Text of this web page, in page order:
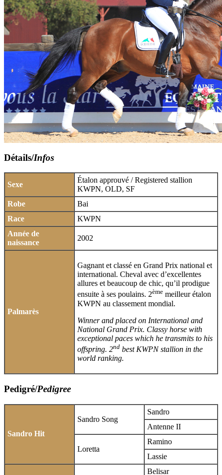
Détails/Infos
Sexe
Étalon approuvé / Registered stallion
KWPN, OLD, SF
Robe
Bai
Race
KWPN
Année de
naissance
2002
Palmarès
Gagnant et classé en Grand Prix national et
international. Cheval avec d’excellentes
allures et beaucoup de chic, qu’il prodigue
ensuite à ses poulains. 2ème meilleur étalon
KWPN au classement mondial.
Winner and placed on International and
National Grand Prix. Classy horse with
exceptional paces which he transmits to his
offspring. 2nd best KWPN stallion in the
world ranking.
Pedigré/Pedigree
Sandro Hit
Sandro Song
Sandro
Antenne II
Loretta
Ramino
Lassie
Belisar